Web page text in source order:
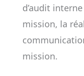
d’audit
mission, la
mission.